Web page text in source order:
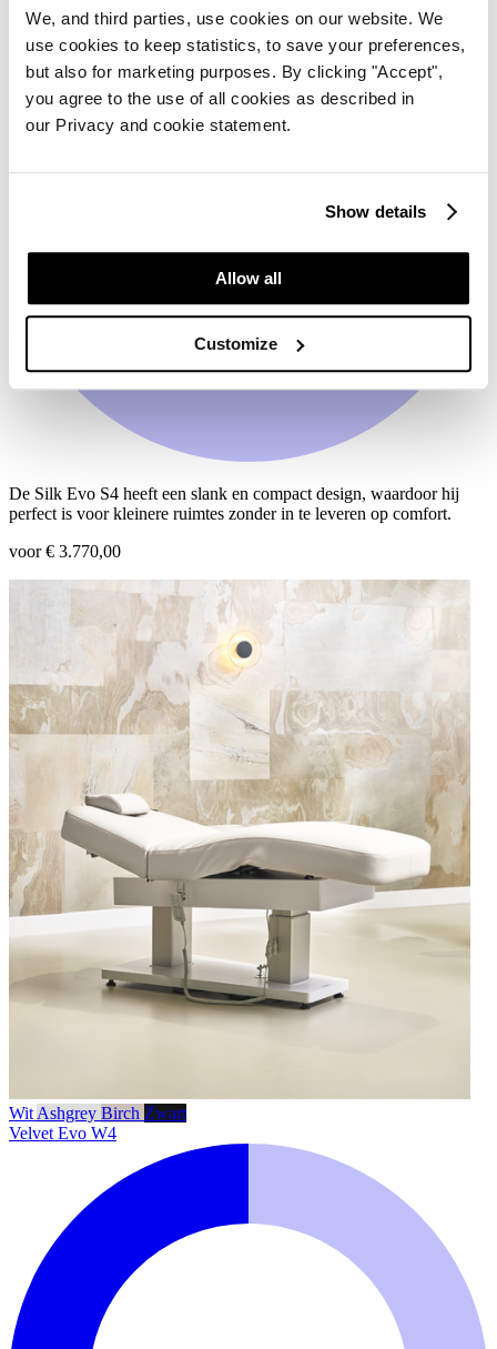
We, and third parties, use cookies on our website. We
use cookies to keep statistics, to save your preferences,
but also for marketing purposes. By clicking "Accept",
you agree to the use of all cookies as described in
our Privacy and cookie statement.
Show details
Allow all
Customize
De Silk Evo S4 heeft een slank en compact design, waardoor hij
perfect is voor kleinere ruimtes zonder in te leveren op comfort.
voor € 3.770,00
Wit Ashgrey Birch Zwart
Velvet Evo W4